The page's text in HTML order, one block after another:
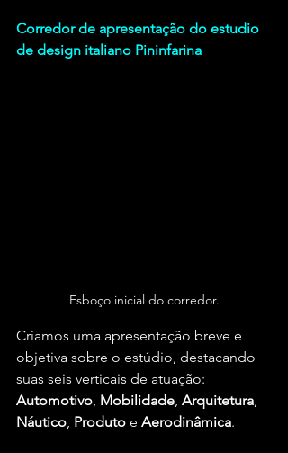
Corredor de apresentação do estudio
de design italiano Pininfarina
Esboço inicial do corredor.
Criamos uma apresentação breve e
objetiva sobre o estúdio, destacando
suas seis verticais de atuação:
Automotivo, Mobilidade, Arquitetura,
Náutico, Produto e Aerodinâmica.